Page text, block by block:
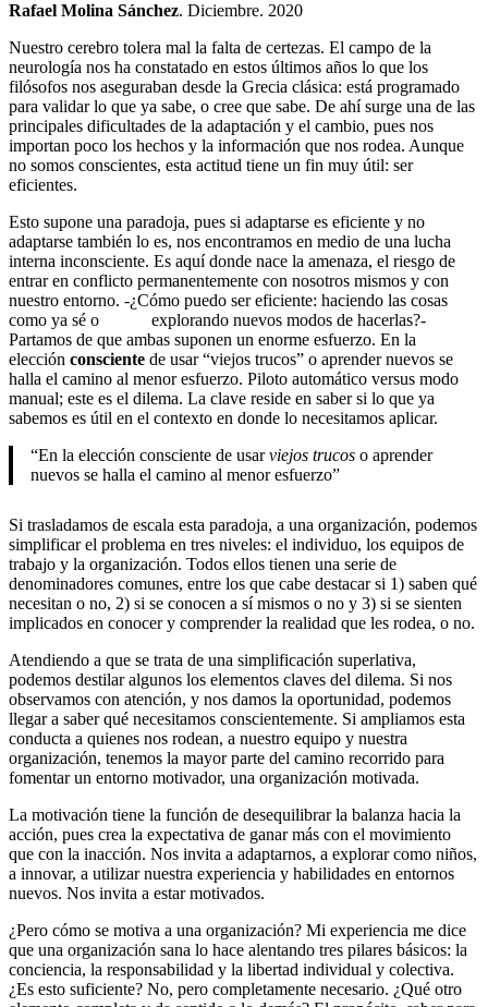
Rafael Molina Sánchez. Diciembre. 2020
Nuestro cerebro tolera mal la falta de certezas. El campo de la
neurología nos ha constatado en estos últimos años lo que los
filósofos nos aseguraban desde la Grecia clásica: está programado
para validar lo que ya sabe, o cree que sabe. De ahí surge una de las
principales dificultades de la adaptación y el cambio, pues nos
importan poco los hechos y la información que nos rodea. Aunque
no somos conscientes, esta actitud tiene un fin muy útil: ser
eficientes.
Esto supone una paradoja, pues si adaptarse es eficiente y no
adaptarse también lo es, nos encontramos en medio de una lucha
interna inconsciente. Es aquí donde nace la amenaza, el riesgo de
entrar en conflicto permanentemente con nosotros mismos y con
nuestro entorno. -¿Cómo puedo ser eficiente: haciendo las cosas
como ya sé o explorando nuevos modos de hacerlas?-
Partamos de que ambas suponen un enorme esfuerzo. En la
elección consciente de usar “viejos trucos” o aprender nuevos se
halla el camino al menor esfuerzo. Piloto automático versus modo
manual; este es el dilema. La clave reside en saber si lo que ya
sabemos es útil en el contexto en donde lo necesitamos aplicar.
“En la elección consciente de usarviejos trucos o aprender
nuevos se halla el camino al menor esfuerzo”
Si trasladamos de escala esta paradoja, a una organización, podemos
simplificar el problema en tres niveles: el individuo, los equipos de
trabajo y la organización. Todos ellos tienen una serie de
denominadores comunes, entre los que cabe destacar si 1) saben qué
necesitan o no, 2) si se conocen a sí mismos o no y 3) si se sienten
implicados en conocer y comprender la realidad que les rodea, o no.
Atendiendo a que se trata de una simplificación superlativa,
podemos destilar algunos los elementos claves del dilema. Si nos
observamos con atención, y nos damos la oportunidad, podemos
llegar a saber qué necesitamos conscientemente. Si ampliamos esta
conducta a quienes nos rodean, a nuestro equipo y nuestra
organización, tenemos la mayor parte del camino recorrido para
fomentar un entorno motivador, una organización motivada.
La motivación tiene la función de desequilibrar la balanza hacia la
acción, pues crea la expectativa de ganar más con el movimiento
que con la inacción. Nos invita a adaptarnos, a explorar como niños,
a innovar, a utilizar nuestra experiencia y habilidades en entornos
nuevos. Nos invita a estar motivados.
¿Pero cómo se motiva a una organización? Mi experiencia me dice
que una organización sana lo hace alentando tres pilares básicos: la
conciencia, la responsabilidad y la libertad individual y colectiva.
¿Es esto suficiente? No, pero completamente necesario. ¿Qué otro